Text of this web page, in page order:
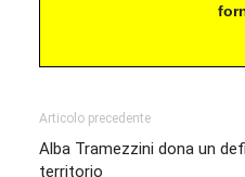
Articolo precedente
Alba Tramezzini dona un
territorio